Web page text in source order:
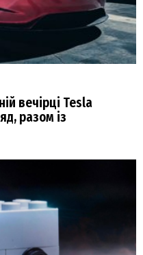
вечірці Tesla
разом із